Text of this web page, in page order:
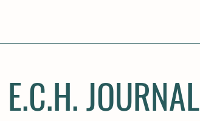
E.C.H. JOURNAL